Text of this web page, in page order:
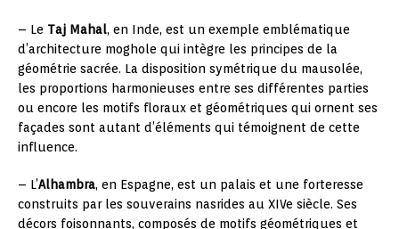
– Le Taj Mahal, en Inde, est un exemple emblématique
d’architecture moghole qui intègre les principes de la
géométrie sacrée. La disposition symétrique du mausolée,
les proportions harmonieuses entre ses différentes parties
ou encore les motifs floraux et géométriques qui ornent ses
façades sont autant d’éléments qui témoignent de cette
influence.
– L’Alhambra, en Espagne, est un palais et une forteresse
construits par les souverains nasrides au XIVe siècle. Ses
décors foisonnants, composés de motifs géométriques et